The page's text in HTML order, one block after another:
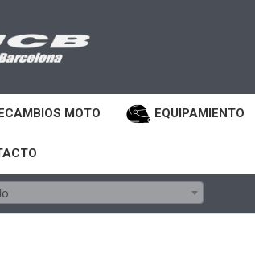
MOTO EQUIPAMIENTO